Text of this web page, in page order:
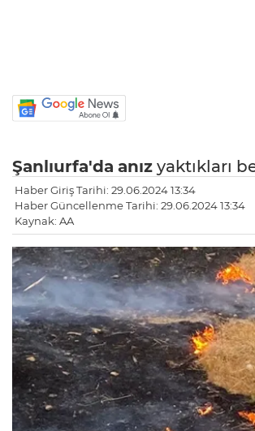
Şanlıurfa'da anız yaktıkları
Haber Giriş Tarihi: 29.06.2024 13:34
Haber Güncellenme Tarihi: 29.06.2024 13:34
Kaynak: AA